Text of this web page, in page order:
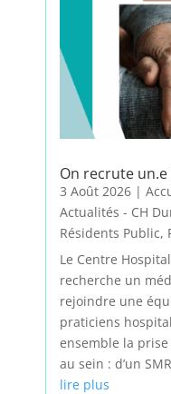
On recrute
3 Août 2026 |
Actualités - CH
Résidents Public,
Le Centre
recherche un
rejoindre une
praticiens
ensemble la
au sein : d’un
lire plus